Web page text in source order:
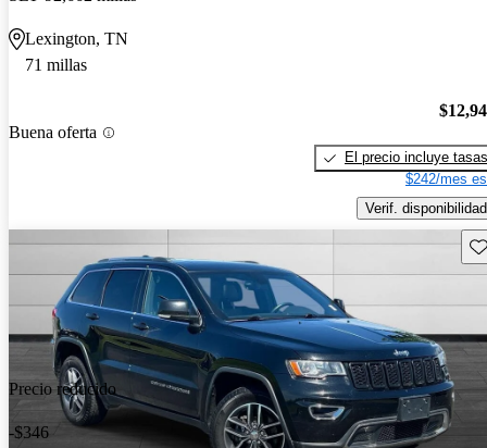
Lexington, TN
71 millas
Buena oferta
El precio incluye tasas
$242/mes
Verif. disponibilidad
Precio reducido
-$346